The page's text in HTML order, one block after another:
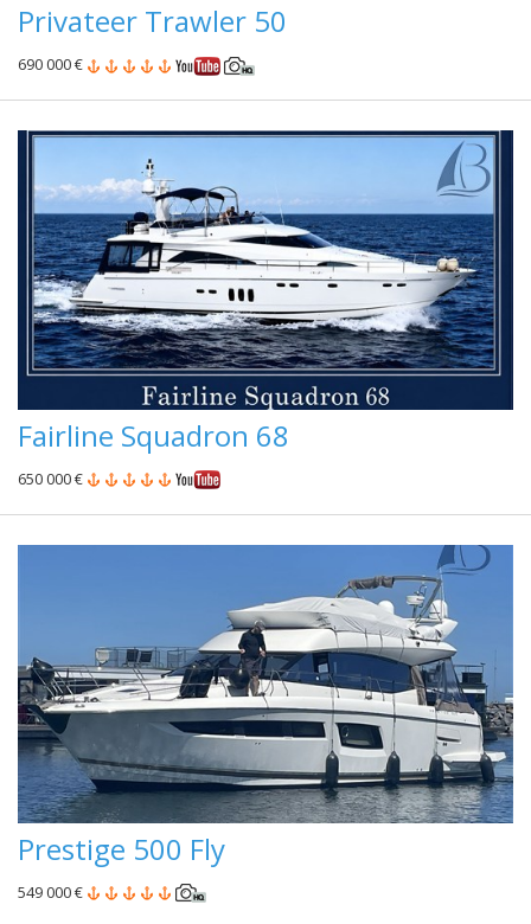
Privateer Trawler 50
690 000 €
Fairline Squadron 68
650 000 €
Prestige 500 Fly
549 000 €